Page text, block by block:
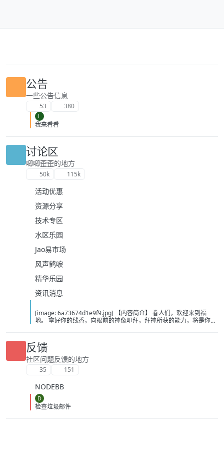
公告
一些公告信息
53 380
L
我来看看
讨论区
唧唧歪歪的地方
50k 115k
活动优惠
资源分享
技术专区
水区乐园
Jao易市场
风声鹤唳
精华乐园
资讯消息
[image: 6a73674d1e9f9.jpg] 【内容简介】 眷人们，欢迎来到福
地。 拿好你的线香，向眼前的神像叩拜，拜神所获的能力，将是你们
悲剧轮回…… 【作者简介】 作者：幻梦猎人，起点中文网作者，代表
作品：《灾厄收容所》《诡异分解指南》《天灾疯人院》《基因收容
所》等 【下载地址】 百度：
https://pan.baidu.com/s/1CTpsB1_Ju5NwzAhO0MvwZQ?pwd=9a1v
夸克：https://pan.quark.cn/s/ffe07719ebb3?pwd=aUYh 移动：
反馈
社区问题反馈的地方
35 151
NODEBB
D
检查垃圾邮件